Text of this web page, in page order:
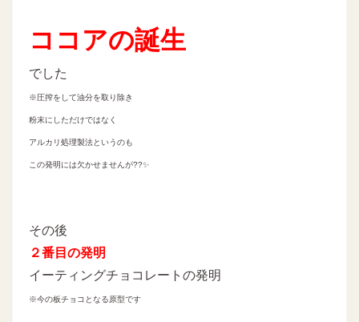
ココアの誕生
でした
※圧搾をして油分を取り除き
粉末にしただけではなく
アルカリ処理製法というのも
この発明には欠かせませんが??✨
その後
２番目の発明
イーティングチョコレートの発明
※今の板チョコとなる原型です